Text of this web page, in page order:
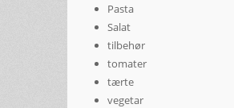
Pasta
Salat
tilbehør
tomater
tærte
vegetar